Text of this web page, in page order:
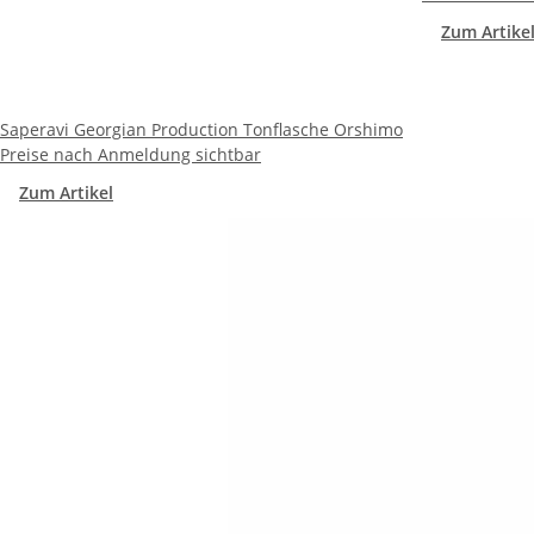
Saperavi Georgian Production Tonflasche Orshimo
Preise nach Anmeldung sichtbar
Zum Artikel
Zum Artikel